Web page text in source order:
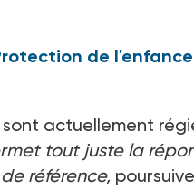
de
actuellement
tout juste la
référence,